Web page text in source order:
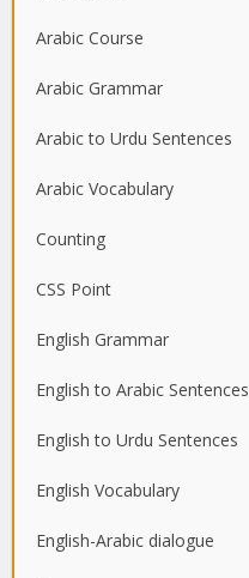
Arabic Course
Arabic Grammar
Arabic to Urdu Sentences
Arabic Vocabulary
Counting
CSS Point
English Grammar
English to Arabic Sentences
English to Urdu Sentences
English Vocabulary
English-Arabic dialogue